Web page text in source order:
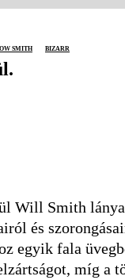
Smith bizarr
Will Smith
és
egyik fala
míg